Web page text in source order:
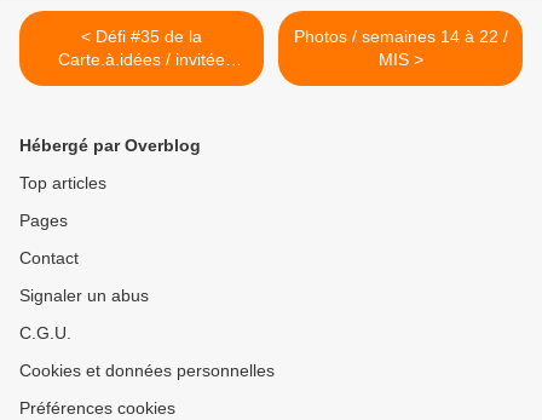
< Défi #35 de la
Carte.à.idées / invitée
créative
Photos / semaines 14 à 22 /
MIS >
Hébergé par Overblog
Top articles
Pages
Contact
Signaler un abus
C.G.U.
Cookies et données personnelles
Préférences cookies